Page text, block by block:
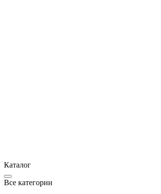
Каталог
Все категории